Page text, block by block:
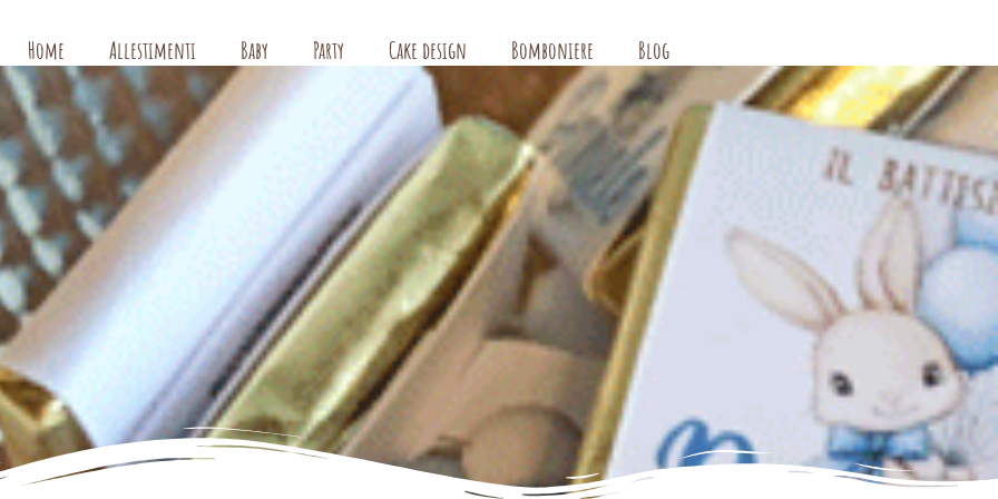
Home Allestimenti Baby Party Cake design Bomboniere Blog